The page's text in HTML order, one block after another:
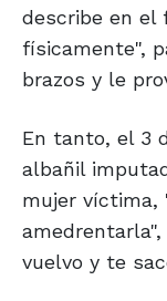
describe en el
físicamente",
brazos y le
En tanto, el 3
albañil
mujer víctima,
vuelvo y te